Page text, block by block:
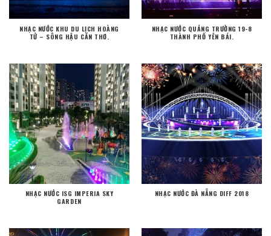
NHẠC NƯỚC KHU DU LỊCH HOÀNG
TỬ – SÔNG HẬU CẦN THƠ.
NHẠC NƯỚC QUẢNG TRƯỜNG 19-8
THÀNH PHỐ YÊN BÁI.
NHẠC NƯỚC ISG IMPERIA SKY
GARDEN
NHẠC NƯỚC ĐÀ NẴNG DIFF 2018